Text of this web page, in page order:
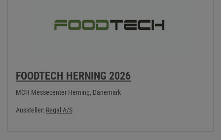
FOODTECH HERNING 2026
MCH Messecenter Herning, Dänemark
Aussteller: Regal A/S